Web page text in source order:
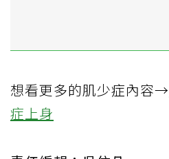
想看更多的肌少症內容→
症上身